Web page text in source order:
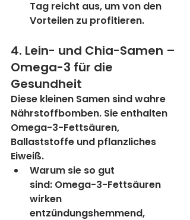
Tag reicht aus, um von den
Vorteilen zu profitieren.
4. Lein- und Chia-Samen –
Omega-3 für die
Gesundheit
Diese kleinen Samen sind wahre
Nährstoffbomben. Sie enthalten
Omega-3-Fettsäuren,
Ballaststoffe und pflanzliches
Eiweiß.
Warum sie so gut
sind: Omega-3-Fettsäuren
wirken
entzündungshemmend,